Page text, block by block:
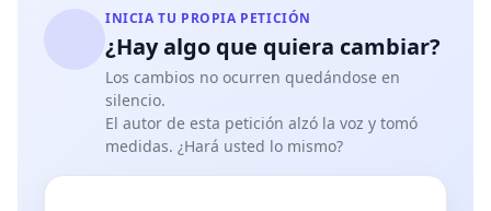
INICIA TU PROPIA PETICIÓN
¿Hay algo que quiera cambiar?
Los cambios no ocurren quedándose en
silencio.
El autor de esta petición alzó la voz y tomó
medidas. ¿Hará usted lo mismo?